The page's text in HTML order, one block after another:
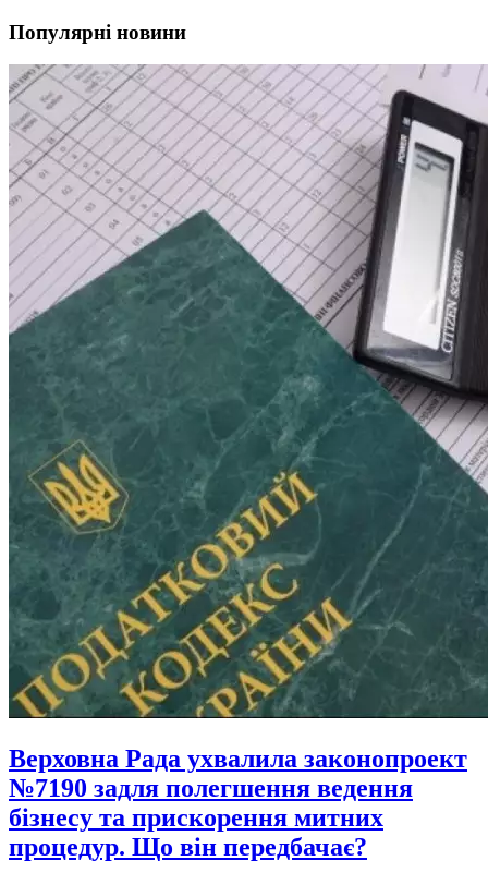
Популярні новини
Верховна Рада ухвалила законопроект
№7190 задля полегшення ведення
бізнесу та прискорення митних
процедур. Що він передбачає?